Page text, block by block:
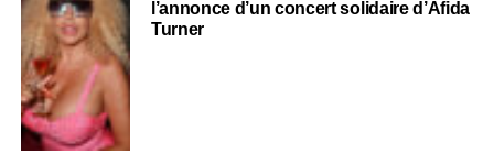
l’annonce d’un concert solidaire d’Afida
Turner